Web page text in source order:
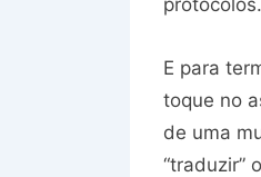
E para
toque no
de uma
“traduzir”